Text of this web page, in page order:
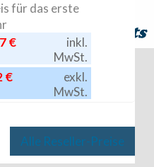
für das erste
€
inkl.
MwSt.
€
exkl.
MwSt.
MwSt.
Alle Reseller-Preise